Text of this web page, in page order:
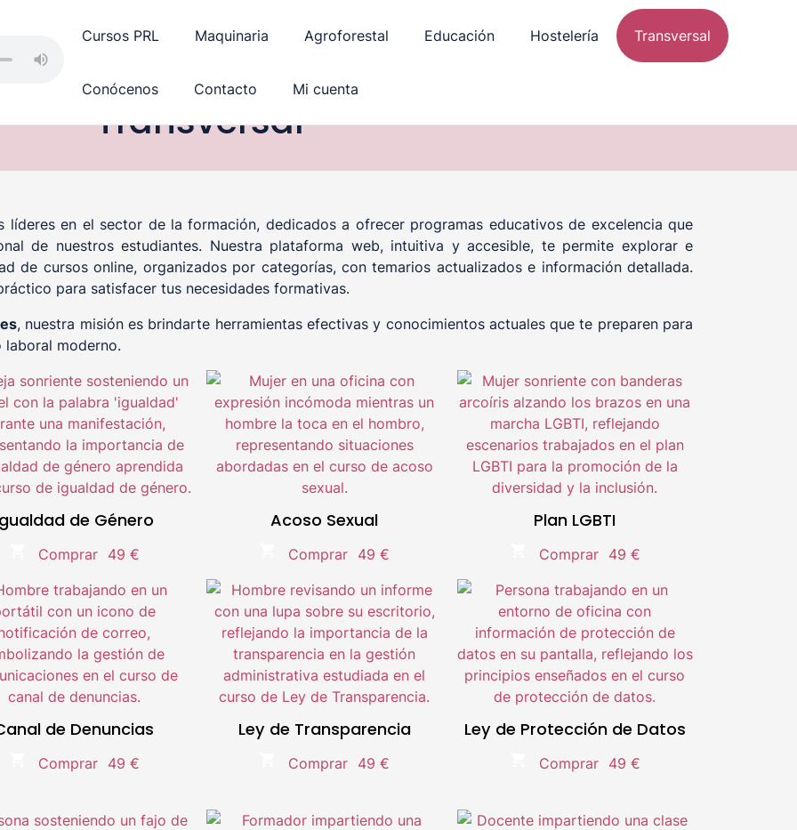
Cursos PRL Maquinaria Agroforestal Educación Hostelería Transversal
Conócenos Contacto Mi cuenta
Transversal
líderes en el sector de la formación, dedicados a ofrecer programas educativos de excelencia que
de nuestros estudiantes. Nuestra plataforma web, intuitiva y accesible, te permite explorar e
de cursos online, organizados por categorías, con temarios actualizados e información detallada.
para satisfacer tus necesidades formativas.
, nuestra misión es brindarte herramientas efectivas y conocimientos actuales que te preparen para
moderno.
en el sector e-Learning.
Metodología 100% Online
Temario actualizado.
Compra segura.
titulación Universitaria
de Género
Comprar 49 €
Líder en el sector e-Learning.
Metodología 100% Online
Temario actualizado.
Compra segura.
Doble titulación Universitaria
Acoso Sexual
Comprar 49 €
Líder en el sector e-Learning.
Metodología 100% Online
Temario actualizado.
Compra segura.
Doble titulación Universitaria
Plan LGBTI
Comprar 49 €
en el sector e-Learning.
Metodología 100% Online
Temario actualizado.
Compra segura.
titulación Universitaria
de Denuncias
Comprar 49 €
Líder en el sector e-Learning.
Metodología 100% Online
Temario actualizado.
Compra segura.
Doble titulación Universitaria
Ley de Transparencia
Comprar 49 €
Líder en el sector e-Learning.
Metodología 100% Online
Temario actualizado.
Compra segura.
Doble titulación Universitaria
Ley de Protección de Datos
Comprar 49 €